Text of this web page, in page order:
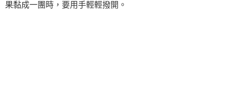
果黏成一團時，要用手輕輕撥開。